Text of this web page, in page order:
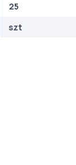
25
szt